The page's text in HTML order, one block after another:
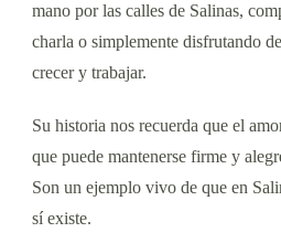
mano por las calles de Salinas,
charla o simplemente disfrutando
crecer y trabajar.
Su historia nos recuerda que el
que puede mantenerse firme y
Son un ejemplo vivo de que en
sí existe.